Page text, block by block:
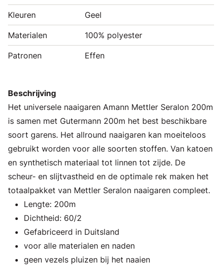
Kleuren Geel
Materialen 100% polyester
Patronen Effen
Beschrijving
Het universele naaigaren Amann Mettler Seralon 200m
is samen met Gutermann 200m het best beschikbare
soort garens. Het allround naaigaren kan moeiteloos
gebruikt worden voor alle soorten stoffen. Van katoen
en synthetisch materiaal tot linnen tot zijde. De
scheur- en slijtvastheid en de optimale rek maken het
totaalpakket van Mettler Seralon naaigaren compleet.
Lengte: 200m
Dichtheid: 60/2
Gefabriceerd in Duitsland
voor alle materialen en naden
geen vezels pluizen bij het naaien